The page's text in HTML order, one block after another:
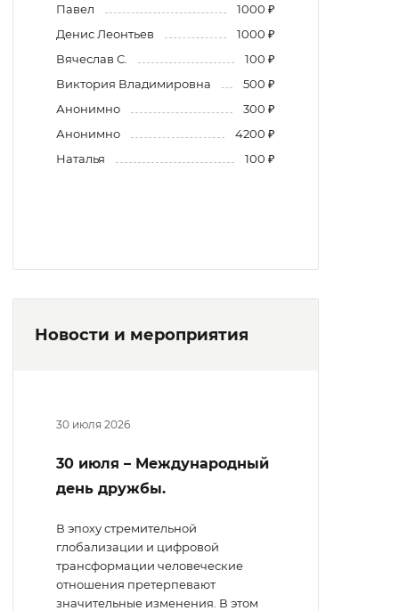
Павел
1000 ₽
Денис Леонтьев
1000 ₽
Вячеслав С.
100 ₽
Виктория Владимировна
500 ₽
Анонимно
300 ₽
Анонимно
4200 ₽
Наталья
100 ₽
Новости и мероприятия
30 июля 2026
30 июля – Международный
день дружбы.
В эпоху стремительной
глобализации и цифровой
трансформации человеческие
отношения претерпевают
значительные изменения. В этом